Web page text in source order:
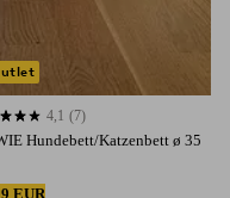
Hundebett/Katzenbett ø 35
EUR
auf 7 Bewertungen
4,1 (7)